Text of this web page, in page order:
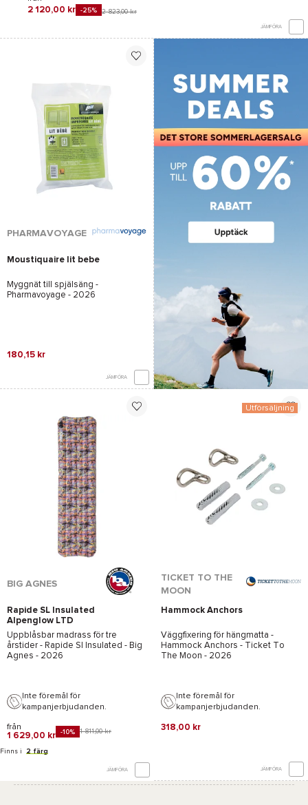
2 120,00 kr -25% 2 823,00 kr
JÄMFÖRA
PHARMAVOYAGE
Moustiquaire lit bebe
Myggnät till spjälsäng -
Pharmavoyage - 2026
180,15 kr
JÄMFÖRA
*Se villkor här
BIG AGNES
Rapide SL Insulated
Alpenglow LTD
Uppblåsbar madrass för tre
årstider - Rapide Sl Insulated - Big
Agnes - 2026
Inte föremål för
kampanjerbjudanden.
från
1 629,00 kr -10% 1 811,00 kr
Finns i 2 färg
JÄMFÖRA
Utförsäljning
TICKET TO THE
MOON
Hammock Anchors
Väggfixering för hängmatta -
Hammock Anchors - Ticket To
The Moon - 2026
Inte föremål för
kampanjerbjudanden.
318,00 kr
JÄMFÖRA